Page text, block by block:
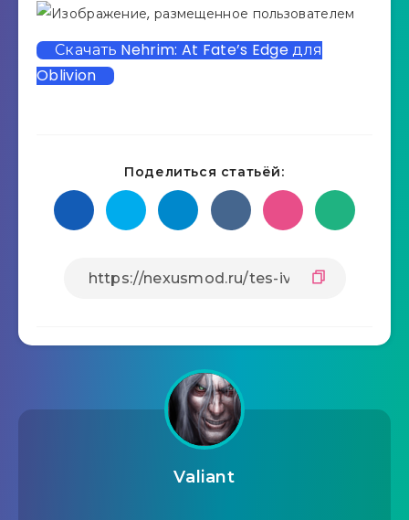
Скачать Nehrim: At Fate’s Edge для
Oblivion
Поделиться статьёй:
Valiant